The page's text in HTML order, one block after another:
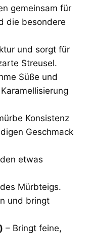
gemeinsam für
die besondere
und sorgt für
Streusel.
Süße und
Konsistenz
Geschmack
etwas
Mürbteigs.
und bringt
– Bringt feine,